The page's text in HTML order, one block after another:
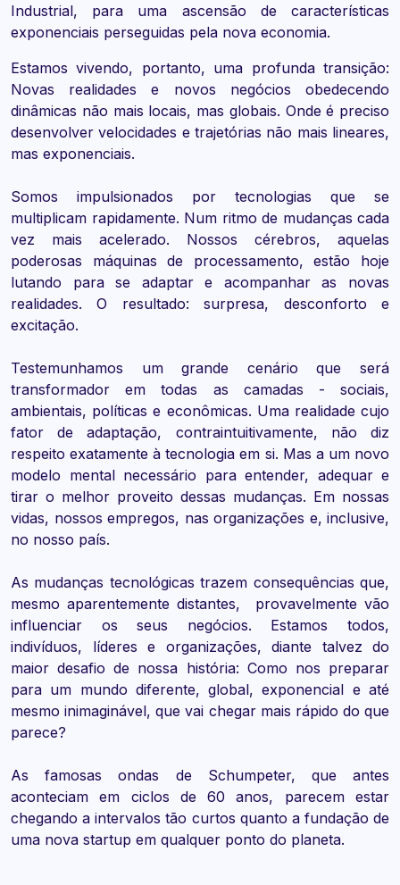
Industrial, para uma ascensão de características
exponenciais perseguidas pela nova economia.
Estamos vivendo, portanto, uma profunda transição:
Novas realidades e novos negócios obedecendo
dinâmicas não mais locais, mas globais. Onde é preciso
desenvolver velocidades e trajetórias não mais lineares,
mas exponenciais.
Somos impulsionados por tecnologias que se
multiplicam rapidamente. Num ritmo de mudanças cada
vez mais acelerado. Nossos cérebros, aquelas
poderosas máquinas de processamento, estão hoje
lutando para se adaptar e acompanhar as novas
realidades. O resultado: surpresa, desconforto e
excitação.
Testemunhamos um grande cenário que será
transformador em todas as camadas - sociais,
ambientais, políticas e econômicas. Uma realidade cujo
fator de adaptação, contraintuitivamente, não diz
respeito exatamente à tecnologia em si. Mas a um novo
modelo mental necessário para entender, adequar e
tirar o melhor proveito dessas mudanças. Em nossas
vidas, nossos empregos, nas organizações e, inclusive,
no nosso país.
As mudanças tecnológicas trazem consequências que,
mesmo aparentemente distantes, provavelmente vão
influenciar os seus negócios. Estamos todos,
indivíduos, líderes e organizações, diante talvez do
maior desafio de nossa história: Como nos preparar
para um mundo diferente, global, exponencial e até
mesmo inimaginável, que vai chegar mais rápido do que
parece?
As famosas ondas de Schumpeter, que antes
aconteciam em ciclos de 60 anos, parecem estar
chegando a intervalos tão curtos quanto a fundação de
uma nova startup em qualquer ponto do planeta.